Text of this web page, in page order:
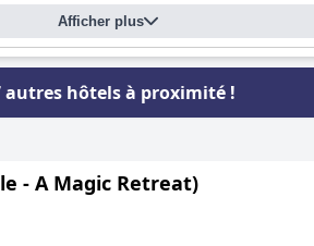
Afficher plus
autres hôtels à proximité !
- A Magic Retreat)